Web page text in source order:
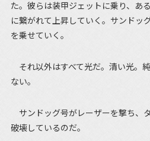
た。彼らは装甲ジェットに乗り、あ
に繋がれて上昇していく。サンドッ
を乗せていく。
それ以外はすべて光だ。清い光。
ない。
サンドッグ号がレーザーを撃ち、
破壊しているのだ。